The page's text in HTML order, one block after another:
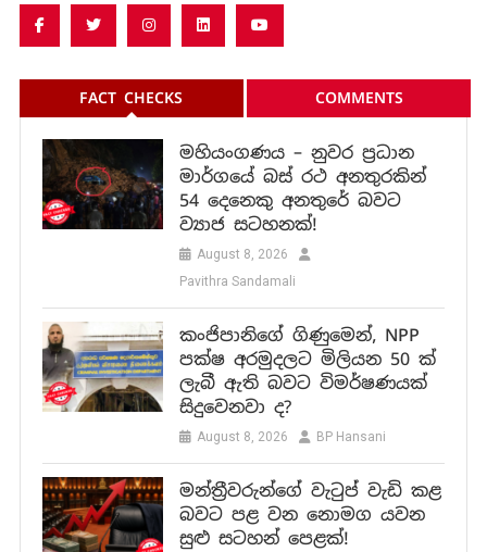
FACT CHECKS COMMENTS
මහියංගණය – නුවර ප්‍රධාන
මාර්ගයේ බස් රථ අනතුරකින්
54 දෙනෙකු අනතුරේ බවට
ව්‍යාජ සටහනක්!
August 8, 2026
Pavithra Sandamali
කංජිපානිගේ ගිණුමෙන්, NPP
පක්ෂ අරමුදලට මිලියන 50 ක්
ලැබී ඇති බවට විමර්ෂණයක්
සිදුවෙනවා ද?
August 8, 2026 BP Hansani
මන්ත්‍රීවරුන්ගේ වැටුප් වැඩි කළ
බවට පළ වන නොමග යවන
සුළු සටහන් පෙළක්!